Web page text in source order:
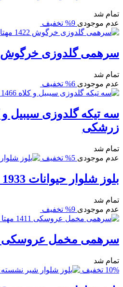
تمام شد
عدم موجودی 9% تخفیف
سرهمی گلدوزی خرگوش 1422 مهتا گلبهی
تمام شد
عدم موجودی 6% تخفیف
زرشکی
تمام شد
عدم موجودی 5% تخفیف
بلوز شلوار حیوانات 1933 مهتا
تمام شد
عدم موجودی 9% تخفیف
سرهمی مخمل عروسکی 1411 مهتا طوسی
تمام شد
10% تخفیف